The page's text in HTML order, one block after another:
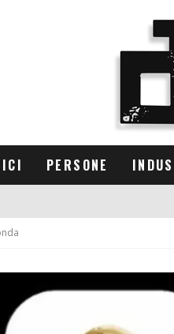
PERSONE